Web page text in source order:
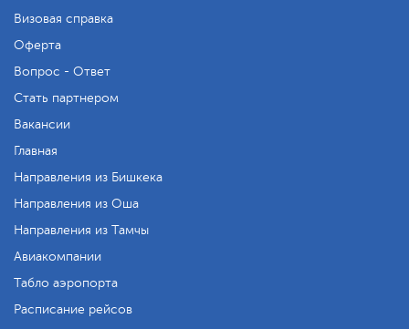
Визовая справка
Оферта
Вопрос - Ответ
Стать партнером
Вакансии
Главная
Направления из Бишкека
Направления из Оша
Направления из Тамчы
Авиакомпании
Табло аэропорта
Расписание рейсов